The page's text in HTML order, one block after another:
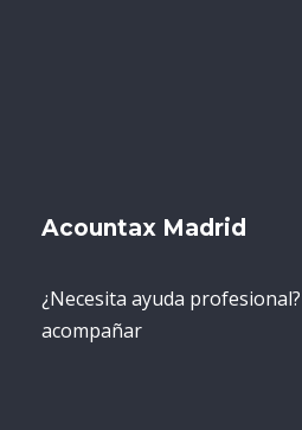
Acountax Madrid
¿Necesita ayuda
acompañar